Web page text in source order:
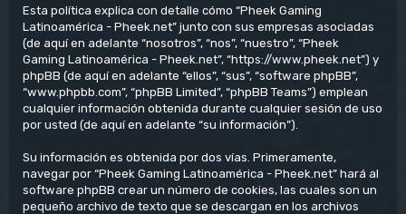
Esta política explica con detalle cómo “Pheek Gaming
Latinoamérica - Pheek.net” junto con sus empresas asociadas
(de aquí en adelante “nosotros”, “nos”, “nuestro”, “Pheek
Gaming Latinoamérica - Pheek.net”, “https://www.pheek.net”) y
phpBB (de aquí en adelante “ellos”, “sus”, “software phpBB”,
“www.phpbb.com”, “phpBB Limited”, “phpBB Teams”) emplean
cualquier información obtenida durante cualquier sesión de uso
por usted (de aquí en adelante “su información”).
Su información es obtenida por dos vías. Primeramente,
navegar por “Pheek Gaming Latinoamérica - Pheek.net” hará al
software phpBB crear un número de cookies, las cuales son un
pequeño archivo de texto que se descargan en los archivos